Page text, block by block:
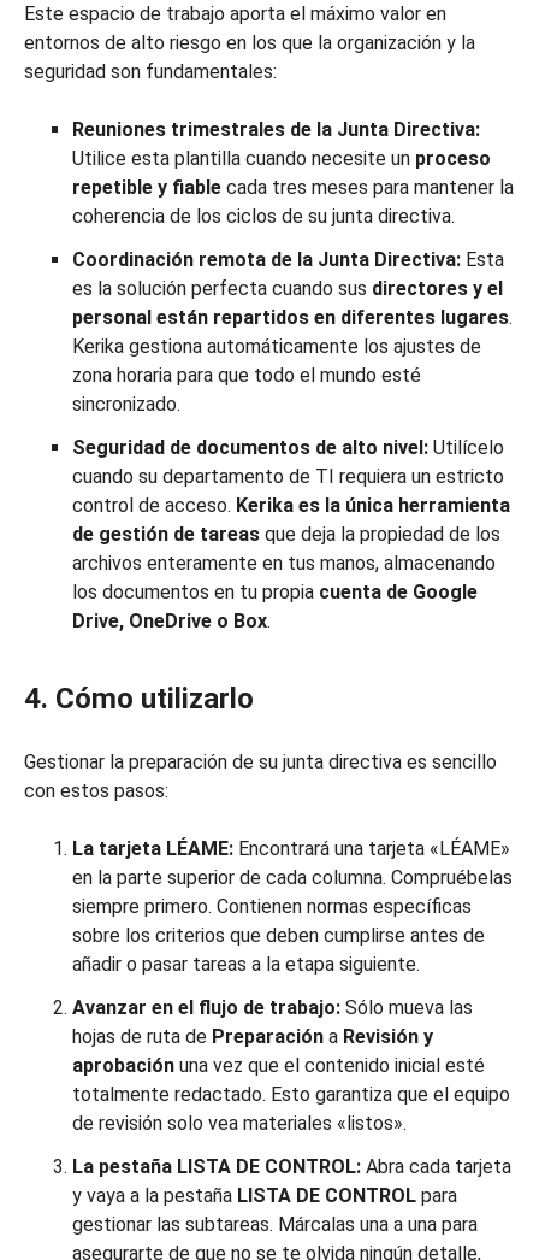
Este espacio de trabajo aporta el máximo valor en
entornos de alto riesgo en los que la organización y la
seguridad son fundamentales:
Reuniones trimestrales de la Junta Directiva:
Utilice esta plantilla cuando necesite un proceso
repetible y fiable cada tres meses para mantener la
coherencia de los ciclos de su junta directiva.
Coordinación remota de la Junta Directiva: Esta
es la solución perfecta cuando sus directores y el
personal están repartidos en diferentes lugares.
Kerika gestiona automáticamente los ajustes de
zona horaria para que todo el mundo esté
sincronizado.
Seguridad de documentos de alto nivel: Utilícelo
cuando su departamento de TI requiera un estricto
control de acceso. Kerika es la única herramienta
de gestión de tareas que deja la propiedad de los
archivos enteramente en tus manos, almacenando
los documentos en tu propia cuenta de Google
Drive, OneDrive o Box.
4. Cómo utilizarlo
Gestionar la preparación de su junta directiva es sencillo
con estos pasos:
La tarjeta LÉAME: Encontrará una tarjeta «LÉAME»
en la parte superior de cada columna. Compruébelas
siempre primero. Contienen normas específicas
sobre los criterios que deben cumplirse antes de
añadir o pasar tareas a la etapa siguiente.
Avanzar en el flujo de trabajo: Sólo mueva las
hojas de ruta de Preparación a Revisión y
aprobación una vez que el contenido inicial esté
totalmente redactado. Esto garantiza que el equipo
de revisión solo vea materiales «listos».
La pestaña LISTA DE CONTROL: Abra cada tarjeta
y vaya a la pestaña LISTA DE CONTROL para
gestionar las subtareas. Márcalas una a una para
asegurarte de que no se te olvida ningún detalle,